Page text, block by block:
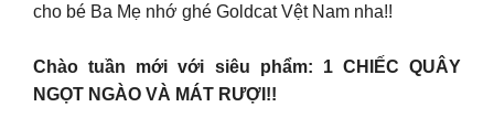
cho bé Ba Mẹ nhớ ghé Goldcat Vệt Nam nha!!
Chào tuần mới với siêu phẩm: 1 CHIẾC QUÂY
NGỌT NGÀO VÀ MÁT RƯỢI!!